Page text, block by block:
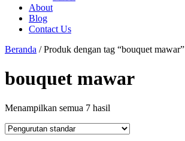
About
Blog
Contact Us
Beranda / Produk dengan tag “bouquet mawar”
bouquet mawar
Menampilkan semua 7 hasil